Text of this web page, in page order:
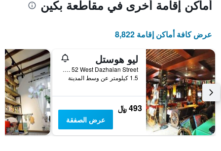
أماكن إقامة أخرى في مقاطعة بكين
عرض كافة أماكن إقامة 8,822
ليو هوستل
No. 52 West Dazhalan Street, بكين, الصين
1.5 كيلومتر عن وسط المدينة
493 ﷼
عرض الصفقة